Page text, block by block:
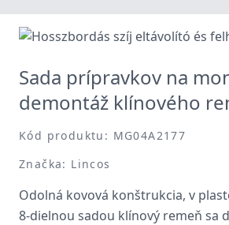
Sada prípravkov na
demontáž klínového
Kód produktu: MG04A2177
Značka: Lincos
Odolná kovová konštrukcia, v
8-dielnou sadou klínový remeň sa